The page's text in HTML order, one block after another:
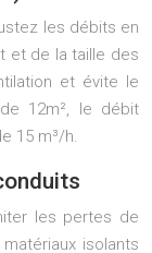
les débits en
et de la taille des
et évite le
12m², le débit
15 m³/h.
les pertes de
isolants